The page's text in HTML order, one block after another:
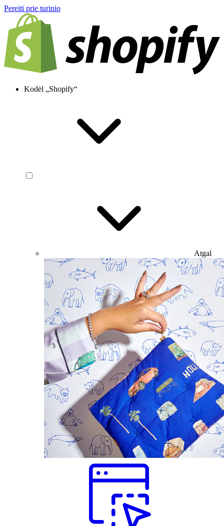
Pereiti prie turinio
Kodėl „Shopify“
Atgal